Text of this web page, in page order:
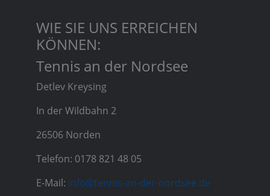
WIE SIE UNS ERREICHEN
KÖNNEN:
Tennis an der Nordsee
Detlev Kreysing
In der Wildbahn 2
26506 Norden
Telefon: 0178 821 48 05
E-Mail: info@tennis-an-der-nordsee.de